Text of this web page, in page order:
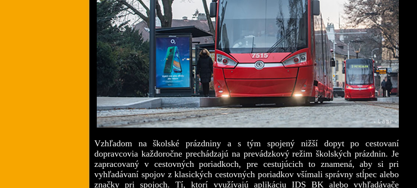
Vzhľadom na školské prázdniny a s tým spojený nižší dopyt po cestovaní
dopravcovia každoročne prechádzajú na prevádzkový režim školských prázdnin. Je
zapracovaný v cestovných poriadkoch, pre cestujúcich to znamená, aby si pri
vyhľadávaní spojov z klasických cestovných poriadkov všímali správny stĺpec alebo
značky pri spojoch. Tí, ktorí využívajú aplikáciu IDS BK alebo vyhľadávače